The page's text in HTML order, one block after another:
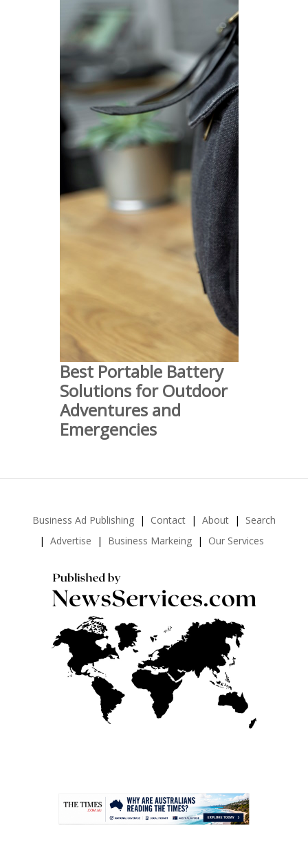
Best Portable Battery
Solutions for Outdoor
Adventures and
Emergencies
Business Ad Publishing Contact About
Search
Advertise
Business Markeing Our Services